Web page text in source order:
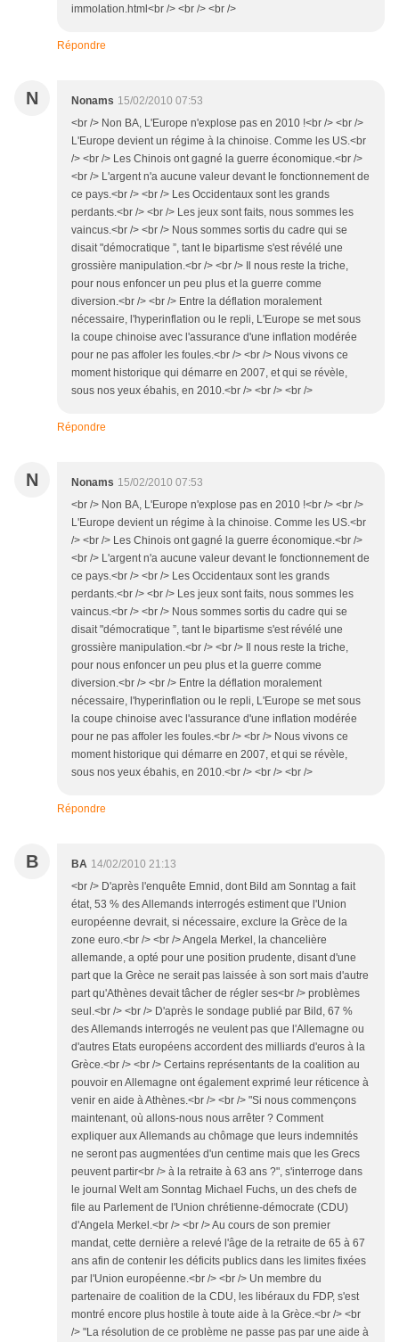
immolation.html<br /> <br /> <br />
Répondre
N Nonams 15/02/2010 07:53
<br /> Non BA, L'Europe n'explose pas en 2010 !<br /> <br />
L'Europe devient un régime à la chinoise. Comme les US.<br
/> <br /> Les Chinois ont gagné la guerre économique.<br />
<br /> L'argent n'a aucune valeur devant le fonctionnement de
ce pays.<br /> <br /> Les Occidentaux sont les grands
perdants.<br /> <br /> Les jeux sont faits, nous sommes les
vaincus.<br /> <br /> Nous sommes sortis du cadre qui se
disait "démocratique ”, tant le bipartisme s'est révélé une
grossière manipulation.<br /> <br /> Il nous reste la triche,
pour nous enfoncer un peu plus et la guerre comme
diversion.<br /> <br /> Entre la déflation moralement
nécessaire, l'hyperinflation ou le repli, L'Europe se met sous
la coupe chinoise avec l'assurance d'une inflation modérée
pour ne pas affoler les foules.<br /> <br /> Nous vivons ce
moment historique qui démarre en 2007, et qui se révèle,
sous nos yeux ébahis, en 2010.<br /> <br /> <br />
Répondre
N Nonams 15/02/2010 07:53
<br /> Non BA, L'Europe n'explose pas en 2010 !<br /> <br />
L'Europe devient un régime à la chinoise. Comme les US.<br
/> <br /> Les Chinois ont gagné la guerre économique.<br />
<br /> L'argent n'a aucune valeur devant le fonctionnement de
ce pays.<br /> <br /> Les Occidentaux sont les grands
perdants.<br /> <br /> Les jeux sont faits, nous sommes les
vaincus.<br /> <br /> Nous sommes sortis du cadre qui se
disait "démocratique ”, tant le bipartisme s'est révélé une
grossière manipulation.<br /> <br /> Il nous reste la triche,
pour nous enfoncer un peu plus et la guerre comme
diversion.<br /> <br /> Entre la déflation moralement
nécessaire, l'hyperinflation ou le repli, L'Europe se met sous
la coupe chinoise avec l'assurance d'une inflation modérée
pour ne pas affoler les foules.<br /> <br /> Nous vivons ce
moment historique qui démarre en 2007, et qui se révèle,
sous nos yeux ébahis, en 2010.<br /> <br /> <br />
Répondre
B BA 14/02/2010 21:13
<br /> D'après l'enquête Emnid, dont Bild am Sonntag a fait
état, 53 % des Allemands interrogés estiment que l'Union
européenne devrait, si nécessaire, exclure la Grèce de la
zone euro.<br /> <br /> Angela Merkel, la chancelière
allemande, a opté pour une position prudente, disant d'une
part que la Grèce ne serait pas laissée à son sort mais d'autre
part qu'Athènes devait tâcher de régler ses<br /> problèmes
seul.<br /> <br /> D'après le sondage publié par Bild, 67 %
des Allemands interrogés ne veulent pas que l'Allemagne ou
d'autres Etats européens accordent des milliards d'euros à la
Grèce.<br /> <br /> Certains représentants de la coalition au
pouvoir en Allemagne ont également exprimé leur réticence à
venir en aide à Athènes.<br /> <br /> "Si nous commençons
maintenant, où allons-nous nous arrêter ? Comment
expliquer aux Allemands au chômage que leurs indemnités
ne seront pas augmentées d'un centime mais que les Grecs
peuvent partir<br /> à la retraite à 63 ans ?", s'interroge dans
le journal Welt am Sonntag Michael Fuchs, un des chefs de
file au Parlement de l'Union chrétienne-démocrate (CDU)
d'Angela Merkel.<br /> <br /> Au cours de son premier
mandat, cette dernière a relevé l'âge de la retraite de 65 à 67
ans afin de contenir les déficits publics dans les limites fixées
par l'Union européenne.<br /> <br /> Un membre du
partenaire de coalition de la CDU, les libéraux du FDP, s'est
montré encore plus hostile à toute aide à la Grèce.<br /> <br
/> "La résolution de ce problème ne passe pas par une aide à